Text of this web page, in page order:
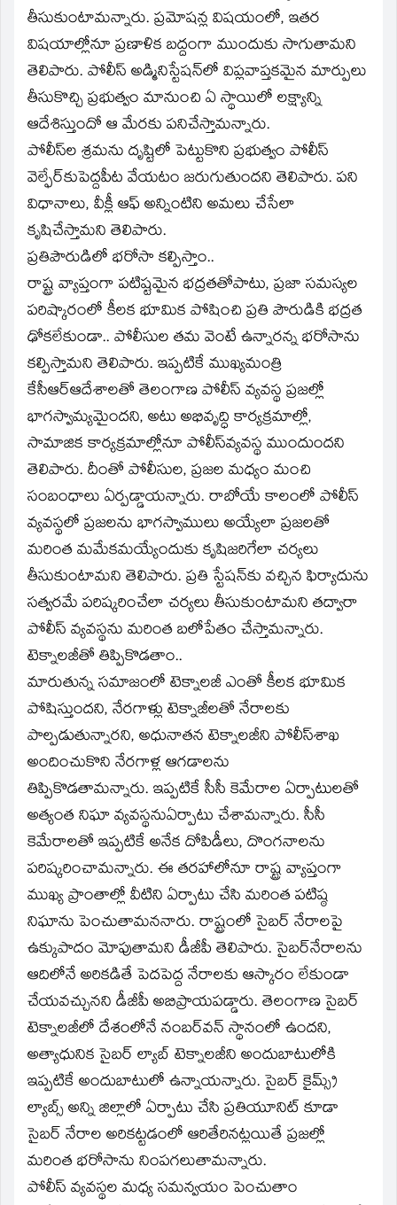
తీసుకుంటామన్నారు. ప్రమోషన్ల విషయంలో, ఇతర
విషయాల్లోనూ ప్రణాళిక బద్దంగా ముందుకు సాగుతామని
తెలిపారు. పోలీస్‌ అడ్మినిస్టేషన్‌లో విప్లవాప్తకమైన మార్పులు
తీసుకొచ్చి ప్రభుత్వం మానుంచి ఏ స్థాయిలో లక్ష్యాన్ని
ఆదేశిస్తుందో ఆ మేరకు పనిచేస్తామన్నారు.
పోలీస్‌ల శ్రమను దృష్టిలో పెట్టుకొని ప్రభుత్వం పోలీస్‌
వెల్ఫేర్‌కుపెద్దపీట వేయటం జరుగుతుందని తెలిపారు. పని
విధానాలు, వీక్లీ ఆఫ్‌ అన్నింటిని అమలు చేసేలా
కృషిచేస్తామని తెలిపారు.
ప్రతిపౌరుడిలో భరోసా కల్పిస్తాం..
రాష్ట్ర వ్యాప్తంగా పటిష్టమైన భద్రతతోపాటు, ప్రజా సమస్యల
పరిష్కారంలో కీలక భూమిక పోషించి ప్రతి పౌరుడికి భద్రత
ఢోకలేకుండా.. పోలీసుల తమ వెంటే ఉన్నారన్న భరోసాను
కల్పిస్తామని తెలిపారు. ఇప్పటికే ముఖ్యమంత్రి
కేసీఆర్‌ఆదేశాలతో తెలంగాణ పోలీస్‌ వ్యవస్థ ప్రజల్లో
భాగస్వామ్యమైందని, అటు అభివృద్ధి కార్యక్రమాల్లో,
సామాజిక కార్యక్రమాల్లోనూ పోలీస్‌వ్యవస్థ ముందుందని
తెలిపారు. దీంతో పోలీసుల, ప్రజల మధ్యం మంచి
సంబంధాలు ఏర్పడ్డాయన్నారు. రాబోయే కాలంలో పోలీస్‌
వ్యవస్థలో ప్రజలను భాగస్వాములు అయ్యేలా ప్రజలతో
మరింత మమేకమయ్యేందుకు కృషిజరిగేలా చర్యలు
తీసుకుంటామని తెలిపారు. ప్రతి స్టేషన్‌కు వచ్చిన ఫిర్యాదును
సత్వరమే పరిష్కరించేలా చర్యలు తీసుకుంటామని తద్వారా
పోలీస్‌ వ్యవస్థను మరింత బలోపేతం చేస్తామన్నారు.
టెక్నాలజీతో తిప్పికొడతాం..
మారుతున్న సమాజంలో టెక్నాలజీ ఎంతో కీలక భూమిక
పోషిస్తుందని, నేరగాళ్లు టెక్నాజీలతో నేరాలకు
పాల్పడుతున్నారని, అధునాతన టెక్నాలజీని పోలీస్‌శాఖ
అందించుకొని నేరగాళ్ల ఆగడాలను
తిప్పికొడతామన్నారు. ఇప్పటికే సీసీ కెమేరాల ఏర్పాటులతో
అత్యంత నిఘా వ్యవస్థనుఏర్పాటు చేశామన్నారు. సీసీ
కెమేరాలతో ఇప్పటికే అనేక దోపిడీలు, దొంగనాలను
పరిష్కరించామన్నారు. ఈ తరహాలోనూ రాష్ట్ర వ్యాప్తంగా
ముఖ్య ప్రాంతాల్లో వీటిని ఏర్పాటు చేసి మరింత పటిష్ఠ
నిఘాను పెంచుతామననారు. రాష్ట్రంలో సైబర్‌ నేరాలపై
ఉక్కుపాదం మోపుతామని డీజీపీ తెలిపారు. సైబర్‌నేరాలను
ఆదిలోనే అరికడితే పెదపెద్ద నేరాలకు ఆస్కారం లేకుండా
చేయవచ్చునని డీజీపీ అబిప్రాయపడ్డారు. తెలంగాణ సైబర్‌
టెక్నాలజీలో దేశంలోనే నంబర్‌వన్‌ స్థానంలో ఉందని,
అత్యాధునిక సైబర్‌ ల్యాబ్‌ టెక్నాలజీని అందుబాటులోకి
ఇప్పటికే అందుబాటులో ఉన్నాయన్నారు. సైబర్‌ కైమ్స్ర్‌
ల్యాబ్స్‌ అన్ని జిల్లాలో ఏర్పాటు చేసి ప్రతియూనిట్‌ కూడా
సైబర్‌ నేరాల అరికట్టడంలో ఆరితేరినట్లయితే ప్రజల్లో
మరింత భరోసాను నింపగలుతామన్నారు.
పోలీస్‌ వ్యవస్థల మధ్య సమన్వయం పెంచుతాం